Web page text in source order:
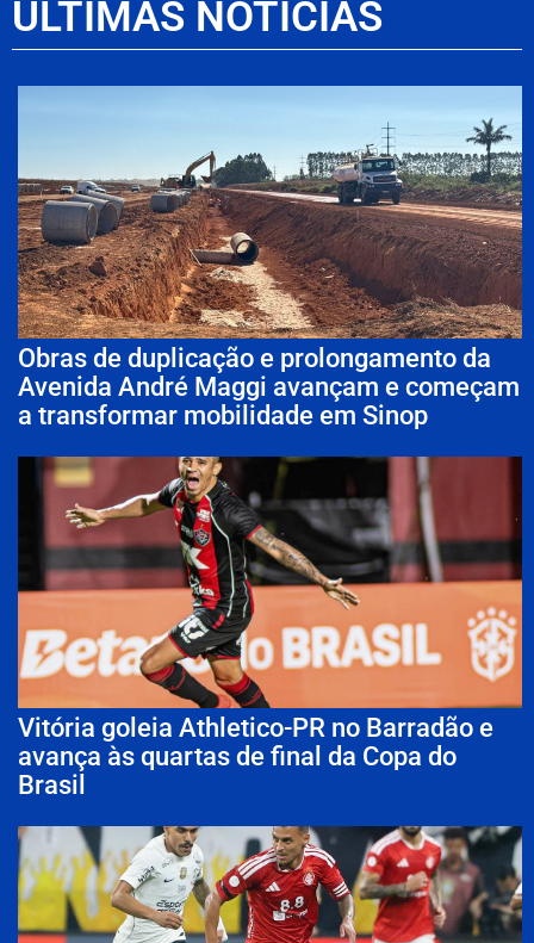
ÚLTIMAS NOTÍCIAS
Obras de duplicação e prolongamento da
Avenida André Maggi avançam e começam
a transformar mobilidade em Sinop
Vitória goleia Athletico-PR no Barradão e
avança às quartas de final da Copa do
Brasil